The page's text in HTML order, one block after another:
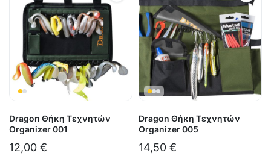
Dragon Θήκη Τεχνητών
Organizer 001
12,00 €
Dragon Θήκη Τεχνητών
Organizer 005
14,50 €